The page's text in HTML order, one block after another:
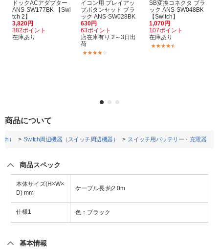
ドックACアダプター
ANS-SW177BK 【Swi
tch 2】
3,820円
382ポイント
在庫あり
イコン用 プレイアッ
プボタンセット ブラ
ック ANS-SW028BK
630円
63ポイント
店在庫有り 2～3日出
荷
SB変換コネクタ ブラ
ック ANS-SW048BK
【Switch】
1,070円
107ポイント
在庫あり
商品について
） Switch周辺機器（スイッチ周辺機器） スイッチ用バッテリー・充電器
商品スペック
本体サイズ(H×W×
D) mm
ケーブル長:約2.0m
仕様1 色：ブラック
基本情報